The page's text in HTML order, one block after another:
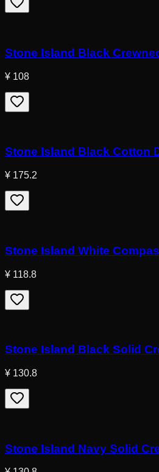
Stone Island Black
¥ 108
Stone Island Black Cotton
¥ 175.2
Stone Island White
¥ 118.8
Stone Island Black Solid
¥ 130.8
Stone Island Navy Solid